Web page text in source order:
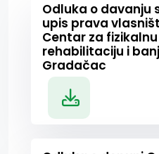
Odluka o davanju
upis prava
Centar za
rehabilitaciju i
Gradačac